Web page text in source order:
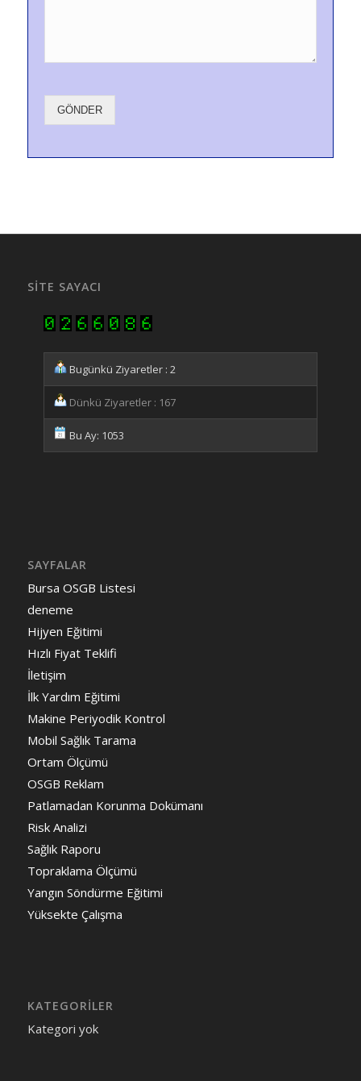
GÖNDER
SITE SAYACI
Bugünkü Ziyaretler : 2
Dünkü Ziyaretler : 167
Bu Ay: 1053
SAYFALAR
Bursa OSGB Listesi
deneme
Hijyen Eğitimi
Hızlı Fiyat Teklifi
İletişim
İlk Yardım Eğitimi
Makine Periyodik Kontrol
Mobil Sağlık Tarama
Ortam Ölçümü
OSGB Reklam
Patlamadan Korunma Dokümanı
Risk Analizi
Sağlık Raporu
Topraklama Ölçümü
Yangın Söndürme Eğitimi
Yüksekte Çalışma
KATEGORILER
Kategori yok